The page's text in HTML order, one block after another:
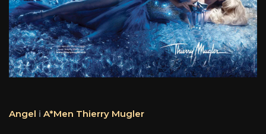
Angel i A*Men Thierry Mugler